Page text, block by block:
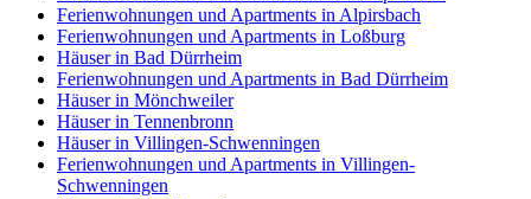
Ferienwohnungen und Apartments in Alpirsbach
Ferienwohnungen und Apartments in Loßburg
Häuser in Bad Dürrheim
Ferienwohnungen und Apartments in Bad Dürrheim
Häuser in Mönchweiler
Häuser in Tennenbronn
Häuser in Villingen-Schwenningen
Ferienwohnungen und Apartments in Villingen-
Schwenningen